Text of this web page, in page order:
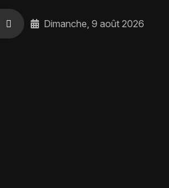
Dimanche, 9 août 2026